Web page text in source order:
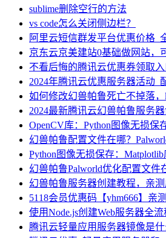
sublime删除空行的方法
vs code怎么关闭侧边栏？
阿里云短信群发平台优惠价格_
京东云京美建站0基础做网站，
不看后悔的腾讯云优惠券领取
2024年腾讯云优惠服务器活动
如何修改幻兽帕鲁死亡不掉落
2024最新腾讯云幻兽帕鲁服务
OpenCV库：Python图像无损保
幻兽帕鲁配置文件在哪？
Python图像无损保存：Matplotlib
幻兽帕鲁Palworld优化配置文件
幻兽帕鲁服务器创建教程，亲
5118会员优惠码【yhm666】亲
使用Node.js创建Web服务器全流
腾讯云轻量应用服务器镜像是